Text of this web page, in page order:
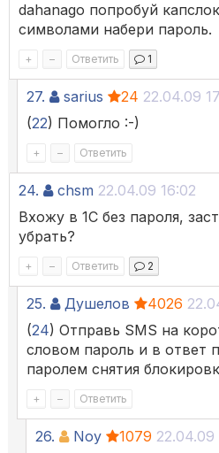
dahanago попробуй
символами набери пароль.
+ – Ответить 1
27. sarius 24 22.04.09
(22) Помогло :-)
+ – Ответить
24. chsm 22.04.09 16:02
Вхожу в 1С без пароля,
убрать?
+ – Ответить 2
25. Душелов 4026
(24) Отправь SMS на
словом пароль и в ответ
паролем снятия
+ – Ответить
26. Noy 1079 22.04.09